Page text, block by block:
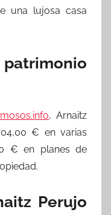
una lujosa casa
, Arnaitz
€ en varias
€ en planes de
Perujo